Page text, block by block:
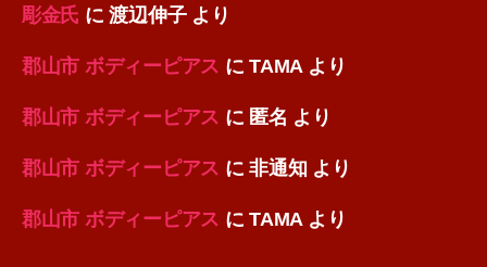
彫金氏 に渡辺伸子より
郡山市 ボディーピアス にTAMA より
郡山市 ボディーピアス に 匿名 より
郡山市 ボディーピアス に非通知 より
郡山市 ボディーピアス にTAMA より